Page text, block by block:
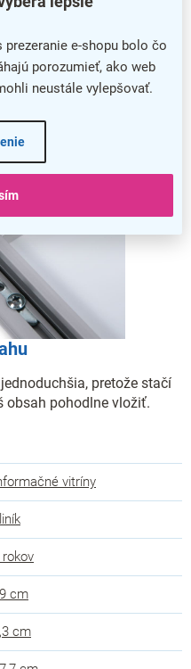
prezeranie e-shopu bolo čo
porozumieť, ako web
neustále vylepšovať.
pretože stačí
obsah pohodlne vložiť.
vitríny
rokov
cm
cm